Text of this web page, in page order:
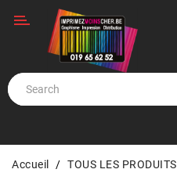
Catégorie
Accueil TOUS LES PRODUITS